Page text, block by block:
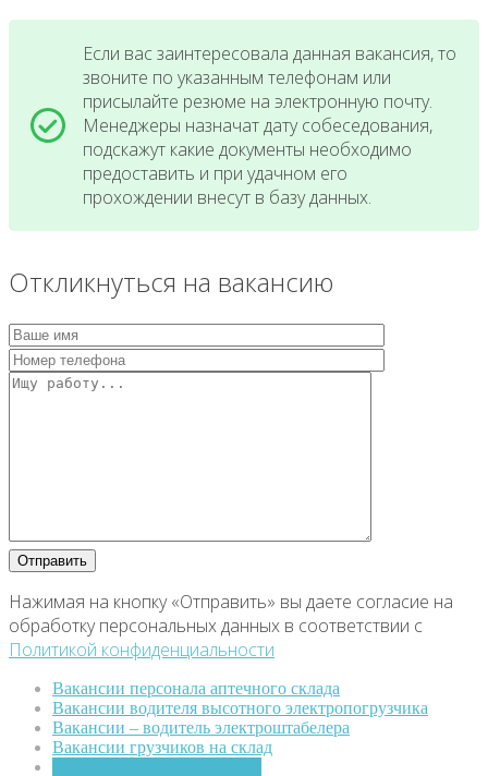
Если вас заинтересовала данная вакансия, то
звоните по указанным телефонам или
присылайте резюме на электронную почту.
Менеджеры назначат дату собеседования,
подскажут какие документы необходимо
предоставить и при удачном его
прохождении внесут в базу данных.
Откликнуться на вакансию
Нажимая на кнопку «Отправить» вы даете согласие на
обработку персональных данных в соответствии с
Политикой конфиденциальности
Вакансии персонала аптечного склада
Вакансии водителя высотного электропогрузчика
Вакансии – водитель электроштабелера
Вакансии грузчиков на склад